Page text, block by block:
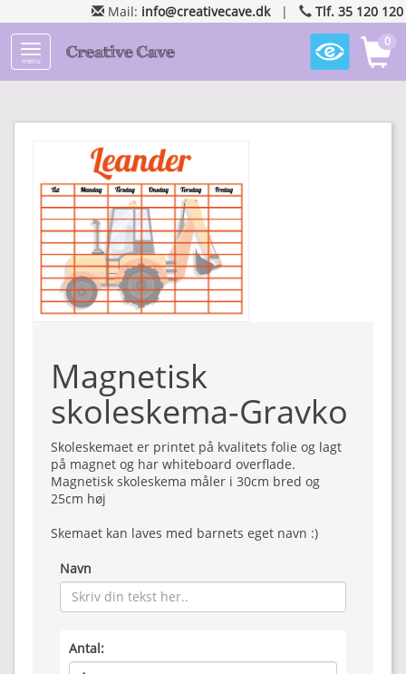
Mail: info@creativecave.dk| Tlf. 35 120 120
menu
0
Magnetisk
skoleskema-Gravko
Skoleskemaet er printet på kvalitets folie og lagt
på magnet og har whiteboard overflade.
Magnetisk skoleskema måler i 30cm bred og
25cm høj
Skemaet kan laves med barnets eget navn :)
Navn
Antal: